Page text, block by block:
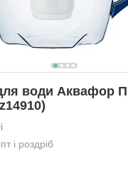
води Аквафор
і роздріб